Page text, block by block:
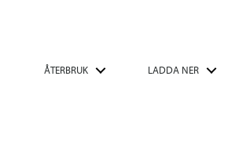
ÅTERBRUK LADDA NER